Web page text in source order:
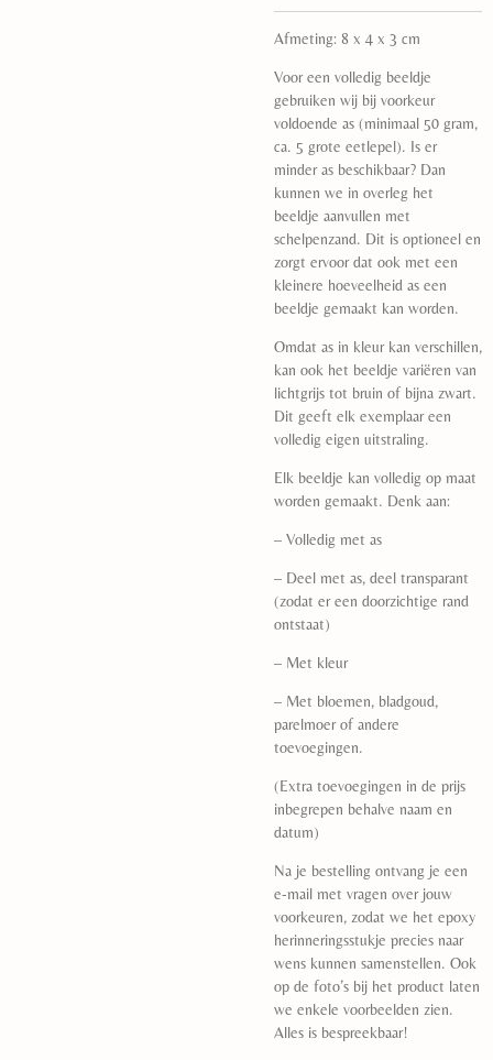
Afmeting: 8 x 4 x 3 cm
Voor een volledig beeldje
gebruiken wij bij voorkeur
voldoende as (minimaal 50 gram,
ca. 5 grote eetlepel). Is er
minder as beschikbaar? Dan
kunnen we in overleg het
beeldje aanvullen met
schelpenzand. Dit is optioneel en
zorgt ervoor dat ook met een
kleinere hoeveelheid as een
beeldje gemaakt kan worden.
Omdat as in kleur kan verschillen,
kan ook het beeldje variëren van
lichtgrijs tot bruin of bijna zwart.
Dit geeft elk exemplaar een
volledig eigen uitstraling.
Elk beeldje kan volledig op maat
worden gemaakt. Denk aan:
– Volledig met as
– Deel met as, deel transparant
(zodat er een doorzichtige rand
ontstaat)
– Met kleur
– Met bloemen, bladgoud,
parelmoer of andere
toevoegingen.
(Extra toevoegingen in de prijs
inbegrepen behalve naam en
datum)
Na je bestelling ontvang je een
e-mail met vragen over jouw
voorkeuren, zodat we het epoxy
herinneringsstukje precies naar
wens kunnen samenstellen. Ook
op de foto’s bij het product laten
we enkele voorbeelden zien.
Alles is bespreekbaar!